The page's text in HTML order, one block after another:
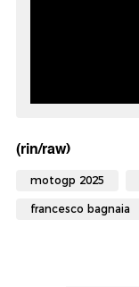
(rin/raw)
motogp 2025
francesco bagnaia